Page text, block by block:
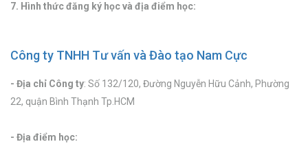
7. Hình thức đăng ký học và địa điểm học:
Công ty TNHH Tư vấn và Đào tạo Nam Cực
- Địa chỉ Công ty: Số 132/120, Đường Nguyễn Hữu Cảnh, Phường
22, quận Bình Thạnh Tp.HCM
- Địa điểm học: